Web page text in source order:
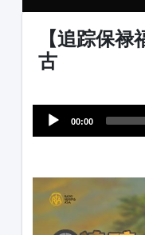
【追踪保
古
Player
00:00